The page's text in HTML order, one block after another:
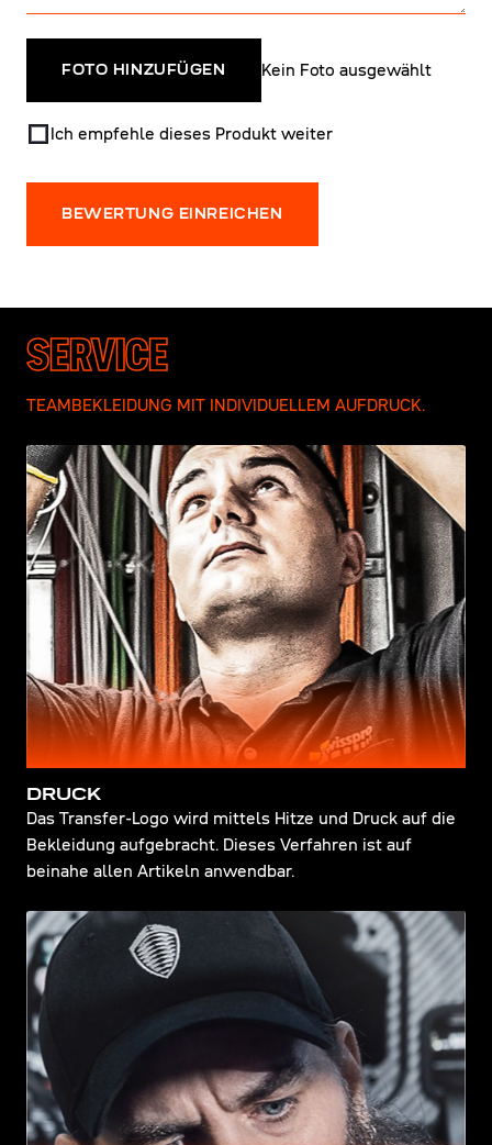
FOTO HINZUFÜGEN Kein Foto ausgewählt
Ich empfehle dieses Produkt weiter
BEWERTUNG EINREICHEN
SERVICE
TEAMBEKLEIDUNG MIT INDIVIDUELLEM AUFDRUCK.
DRUCK
Das Transfer-Logo wird mittels Hitze und Druck auf die
Bekleidung aufgebracht. Dieses Verfahren ist auf
beinahe allen Artikeln anwendbar.